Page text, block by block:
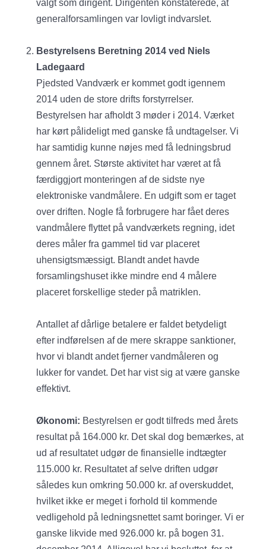
valgt som dirigent. Dirigenten konstaterede, at
generalforsamlingen var lovligt indvarslet.
Bestyrelsens Beretning 2014 ved Niels
Ladegaard
Pjedsted Vandværk er kommet godt igennem
2014 uden de store drifts forstyrrelser.
Bestyrelsen har afholdt 3 møder i 2014. Værket
har kørt pålideligt med ganske få undtagelser. Vi
har samtidig kunne nøjes med få ledningsbrud
gennem året. Største aktivitet har været at få
færdiggjort monteringen af de sidste nye
elektroniske vandmålere. En udgift som er taget
over driften. Nogle få forbrugere har fået deres
vandmålere flyttet på vandværkets regning, idet
deres måler fra gammel tid var placeret
uhensigtsmæssigt. Blandt andet havde
forsamlingshuset ikke mindre end 4 målere
placeret forskellige steder på matriklen.
Antallet af dårlige betalere er faldet betydeligt
efter indførelsen af de mere skrappe sanktioner,
hvor vi blandt andet fjerner vandmåleren og
lukker for vandet. Det har vist sig at være ganske
effektivt.
Økonomi: Bestyrelsen er godt tilfreds med årets
resultat på 164.000 kr. Det skal dog bemærkes, at
ud af resultatet udgør de finansielle indtægter
115.000 kr. Resultatet af selve driften udgør
således kun omkring 50.000 kr. af overskuddet,
hvilket ikke er meget i forhold til kommende
vedligehold på ledningsnettet samt boringer. Vi er
ganske likvide med 926.000 kr. på bogen 31.